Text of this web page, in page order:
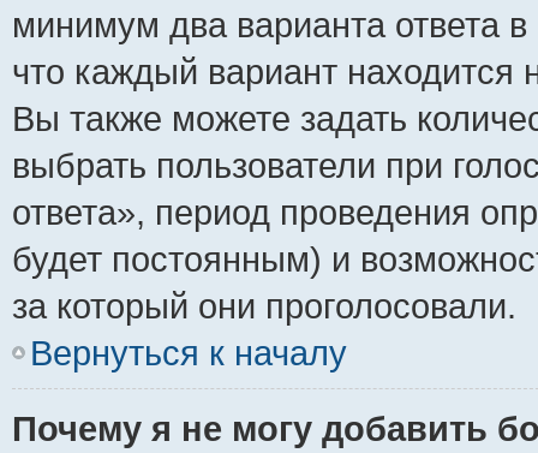
минимум два варианта ответа
что каждый вариант находится
Вы также можете задать
выбрать пользователи при
ответа», период проведения
будет постоянным) и
за который они проголосовали.
Вернуться к началу
Почему я не могу добавить